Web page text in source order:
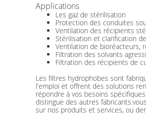
Applications
Les gaz de stérilisation
Protection des conduites
Ventilation des récipients
Stérilisation et clarification
Ventilation de bioréacteurs,
Filtration des solvants
Filtration des récipients de
Les filtres hydrophobes sont
l'emploi et offrent des solutions
répondre à vos besoins
distingue des autres
sur nos produits et services, ou